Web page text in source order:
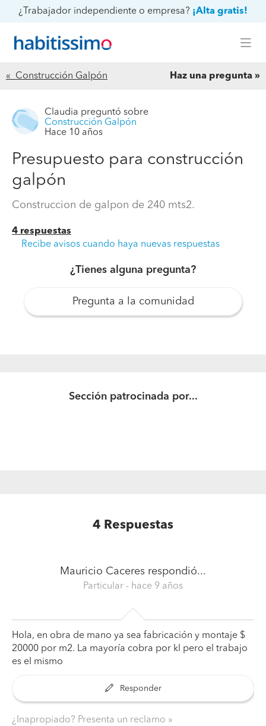
¿Trabajador independiente o empresa? ¡Alta gratis!
« Construcción Galpón Haz una pregunta
Claudia preguntó sobre
Construcción Galpón
Hace 10 años
Presupuesto para construcción
galpón
Construccion de galpon de 240 mts2.
4 respuestas
Recibe avisos cuando haya nuevas respuestas
¿Tienes alguna pregunta?
Pregunta a la comunidad
Sección patrocinada por...
4 Respuestas
Mauricio Caceres respondió...
Particular - hace 9 años
Hola, en obra de mano ya sea fabricación y montaje $
20000 por m2. La mayoría cobra por kl pero el trabajo
es el mismo
Responder
¿Inapropiado? Presenta un reclamo